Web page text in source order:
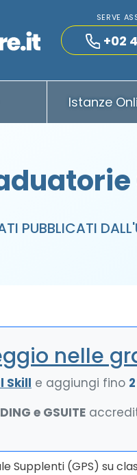
SERVE
+02
Istanze
PUBBLICATI
nelle
Skill e aggiungi fino
e GSUITE
Supplenti (GPS) su